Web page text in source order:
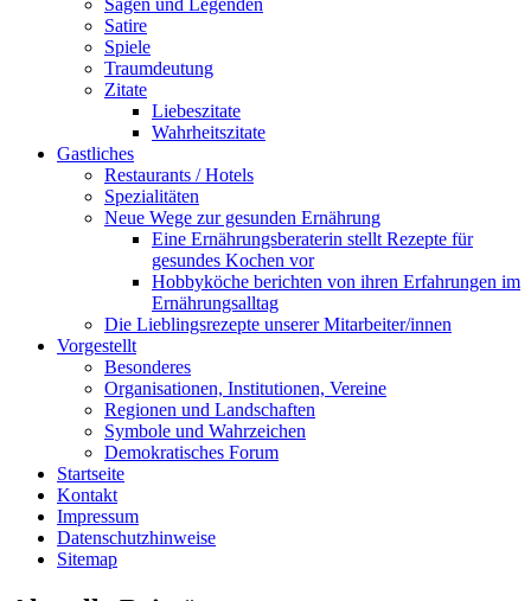
Satire
Spiele
Traumdeutung
Zitate
Liebeszitate
Wahrheitszitate
Gastliches
Restaurants / Hotels
Spezialitäten
Neue Wege zur gesunden Ernährung
Eine Ernährungsberaterin stellt Rezepte für
gesundes Kochen vor
Hobbyköche berichten von ihren Erfahrungen im
Ernährungsalltag
Die Lieblingsrezepte unserer Mitarbeiter/innen
Vorgestellt
Besonderes
Organisationen, Institutionen, Vereine
Regionen und Landschaften
Symbole und Wahrzeichen
Demokratisches Forum
Startseite
Kontakt
Impressum
Datenschutzhinweise
Sitemap